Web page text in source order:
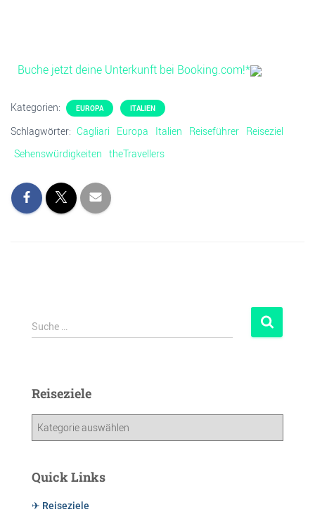
Buche jetzt deine Unterkunft bei Booking.com!*
Kategorien: EUROPA ITALIEN
Schlagwörter: Cagliari Europa Italien Reiseführer Reiseziel
Sehenswürdigkeiten theTravellers
Suche …
Reiseziele
Quick Links
✈ Reiseziele